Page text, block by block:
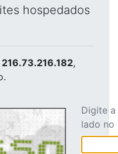
hospedados
216.73.216.182,
Digite
lado no